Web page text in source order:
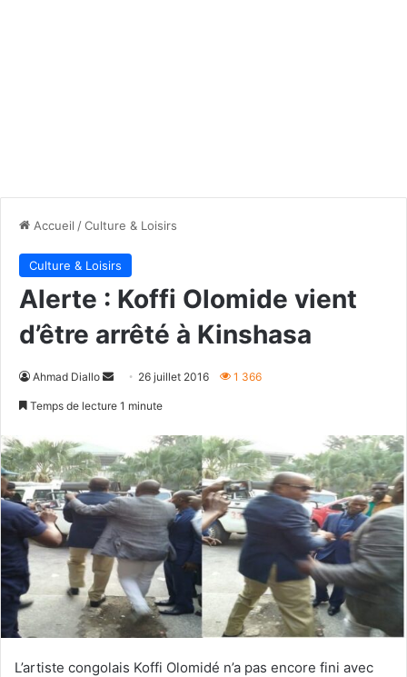
Accueil /Culture & Loisirs
Culture & Loisirs
Alerte : Koffi Olomide vient
d’être arrêté à Kinshasa
Ahmad Diallo
Envoyer26 juillet 2016 1 366
Temps de lecture 1 minute
L’artiste congolais Koffi Olomidé n’a pas encore fini avec